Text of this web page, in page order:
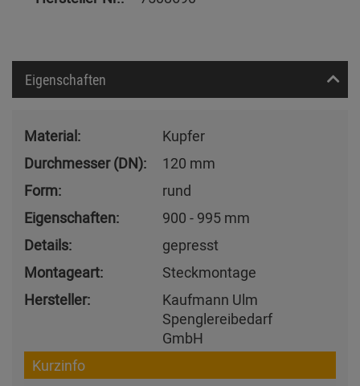
Eigenschaften
Material:
Kupfer
Durchmesser (DN):
120 mm
Form:
rund
Eigenschaften:
900 - 995 mm
Details:
gepresst
Montageart:
Steckmontage
Hersteller:
Kaufmann Ulm
Spenglereibedarf
GmbH
Kurzinfo